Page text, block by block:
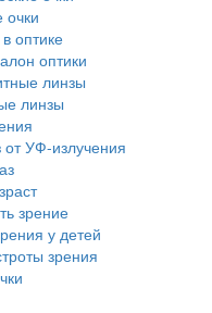
очки
оптике
оптики
линзы
линзы
от УФ-излучения
зрение
у детей
зрения